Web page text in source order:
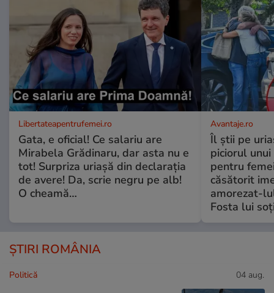
Libertateapentrufemei.ro
Gata, e oficial! Ce salariu are
Mirabela Grădinaru, dar asta nu e
tot! Surpriza uriașă din declarația
de avere! Da, scrie negru pe alb!
O cheamă…
Avantaje.ro
Îl știi pe
piciorul
pentru
căsătorit
amorezat-
Fosta lui
ȘTIRI ROMÂNIA
Politică 04 aug.